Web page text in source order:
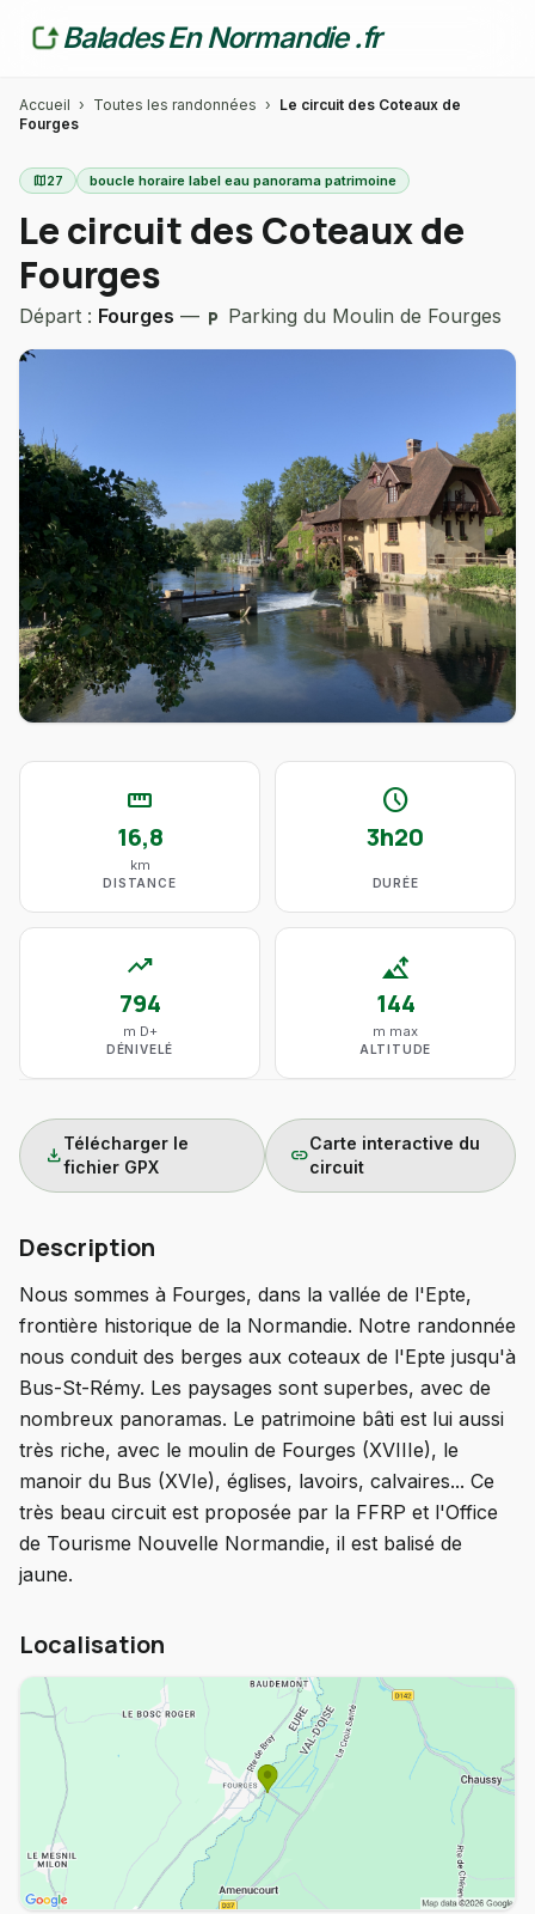
Balades En Normandie .fr
Accueil › Toutes les randonnées › Le circuit des Coteaux de
Fourges
map27 boucle horaire label eau panorama patrimoine
Le circuit des Coteaux de
Fourges
Départ : Fourges — local_parking Parking du Moulin de Fourges
straighten
16,8
km
DISTANCE
schedule
3h20
DURÉE
trending_up
794
m D+
DÉNIVELÉ
altitude
144
m max
ALTITUDE
download
Télécharger le
fichier GPX
link
Carte interactive du
circuit
Description
Nous sommes à Fourges, dans la vallée de l'Epte,
frontière historique de la Normandie. Notre randonnée
nous conduit des berges aux coteaux de l'Epte jusqu'à
Bus-St-Rémy. Les paysages sont superbes, avec de
nombreux panoramas. Le patrimoine bâti est lui aussi
très riche, avec le moulin de Fourges (XVIIIe), le
manoir du Bus (XVIe), églises, lavoirs, calvaires... Ce
très beau circuit est proposée par la FFRP et l'Office
de Tourisme Nouvelle Normandie, il est balisé de
jaune.
Localisation